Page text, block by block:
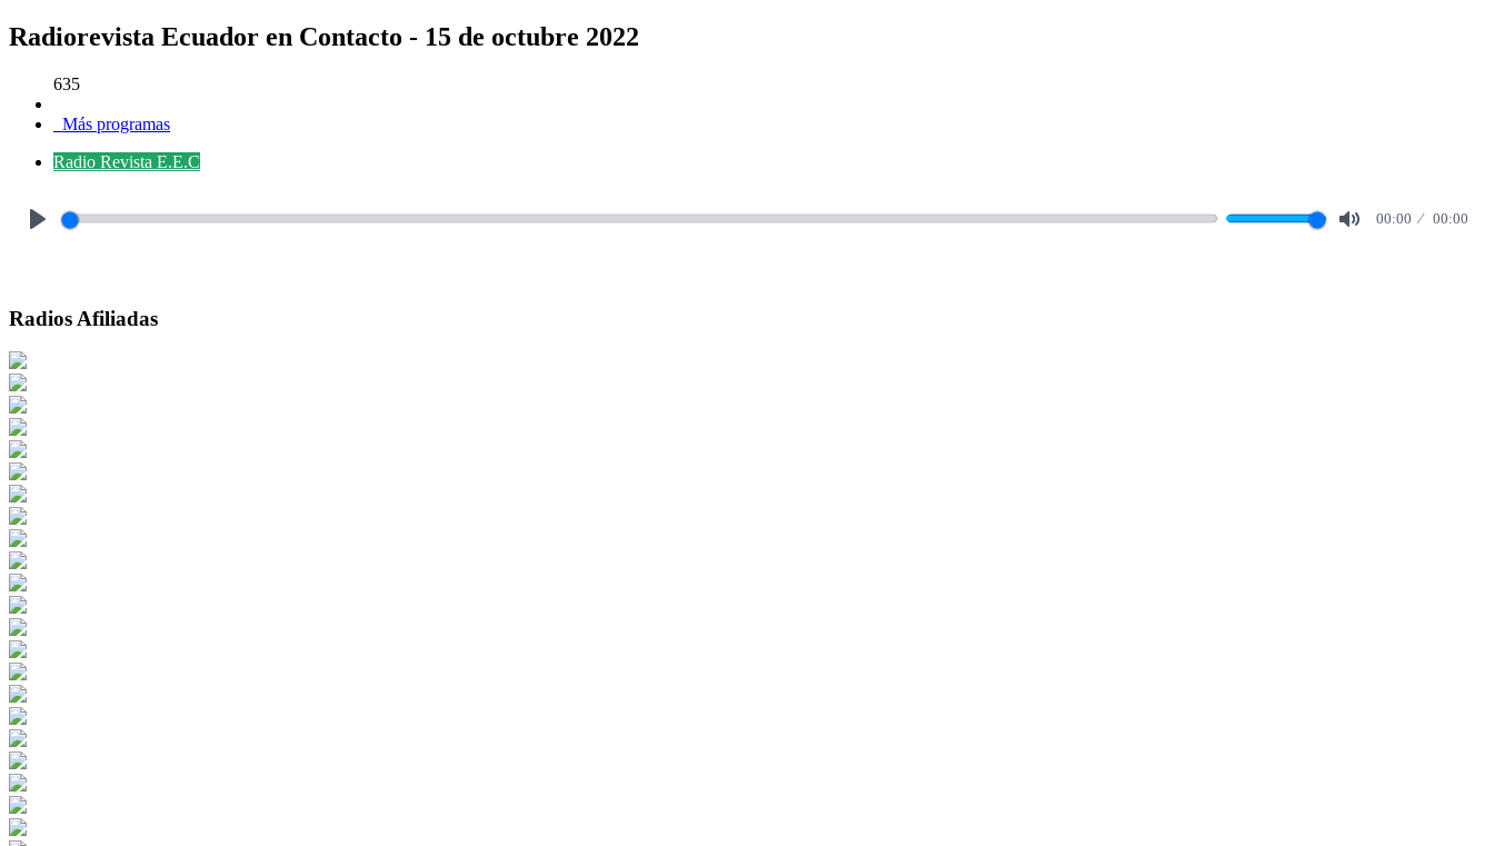
Radiorevista Ecuador en Contacto - 15 de octubre 2022
635
Más programas
Radio Revista E.E.C
00:00 00:00
Radios Afiliadas